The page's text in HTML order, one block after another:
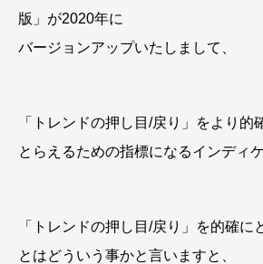
版」が2020年に
バージョンアップいたしまして、
「トレンドの押し目/戻り」をより的
とらえるための指標になるインディ
「トレンドの押し目/戻り」を的確に
とはどういう事かと言いますと、